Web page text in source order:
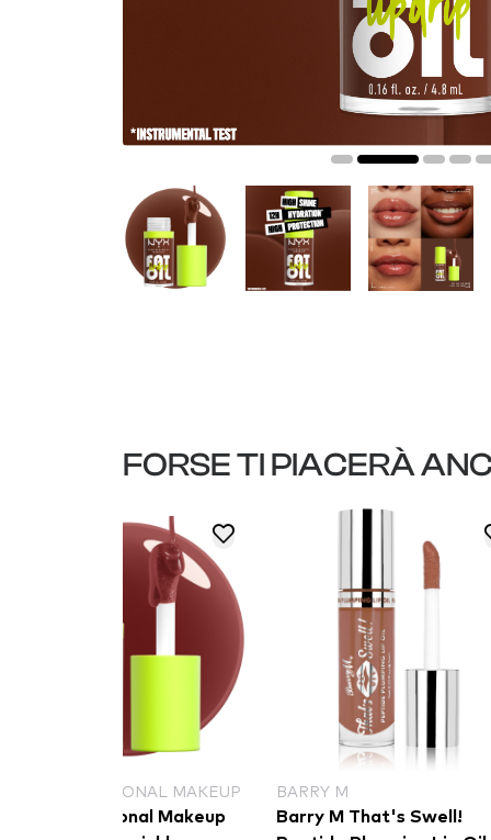
FORSE TI PIACERÀ
BARRY M
Barry M That's Swell!
Milani